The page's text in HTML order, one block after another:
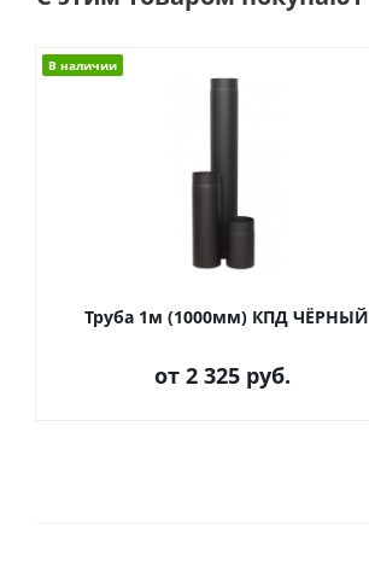
В наличии
Труба 1м (1000мм) КПД ЧЁРНЫЙ
от 2 325 руб.